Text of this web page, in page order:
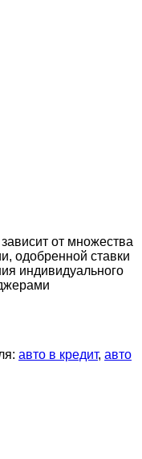
от множества
одобренной ставки
индивидуального
авто в кредит, авто